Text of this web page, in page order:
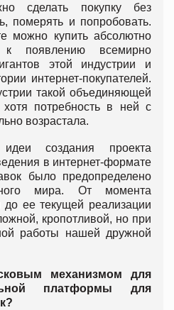
сделать покупку без
померять и попробовать.
можно купить абсолютно
появлению всемирно
этой индустрии и
интернет-покупателей.
такой объединяющей
потребность в ней с
возрастала.
создания проекта
в интернет-формате
было предопределено
мира. От момента
до ее текущей реализации
кропотливой, но при
работы нашей дружной
механизмом для
платформы для